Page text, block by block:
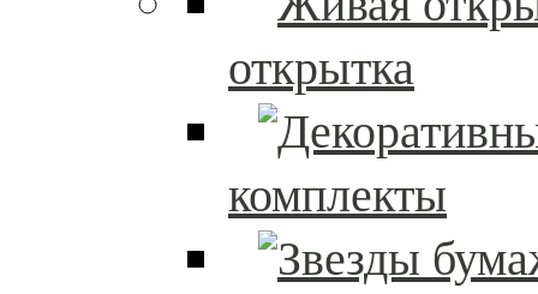
открытка
комплекты